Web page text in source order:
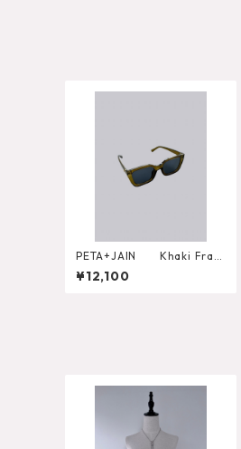
PETA+JAIN Khaki Fram
e サングラス （EDGE）
¥12,100